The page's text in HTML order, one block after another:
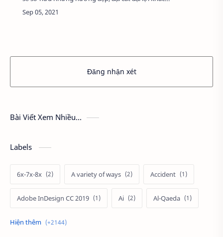
nhau để đặt bàn làm việc. Theo đó, người tuổi
Dậu khi chọn hướng đặt bàn làm việc cũng…
Đăng nhận xét
Bài Viết Xem Nhiều...
Labels
6x-7x-8x A variety of ways Accident
Adobe InDesign CC 2019 Ai Al-Qaeda
Alien Alternative